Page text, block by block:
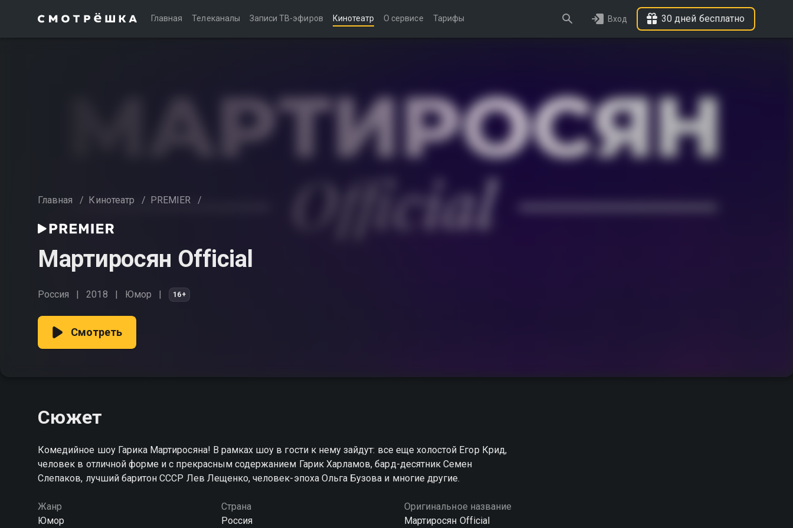
Главная Телеканалы Записи ТВ-эфиров Кинотеатр О сервисе Тарифы Вход 30 дней бесплатно
Главная / Кинотеатр / PREMIER /
Мартиросян Official
Россия 2018 Юмор 16+
Смотреть
Сюжет
Комедийное шоу Гарика Мартиросяна! В рамках шоу в гости к нему зайдут: все еще холостой Егор Крид,
человек в отличной форме и с прекрасным содержанием Гарик Харламов, бард-десятник Семен
Слепаков, лучший баритон СССР Лев Лещенко, человек-эпоха Ольга Бузова и многие другие.
Жанр
Юмор
Страна
Россия
Оригинальное название
Мартиросян Official